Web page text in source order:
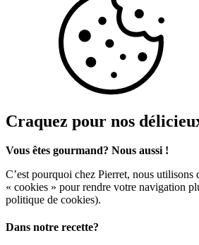
Craquez pour nos
Vous êtes gourmand? Nous aussi !
C’est pourquoi chez Pierret, nous utilisons
« cookies » pour rendre votre navigation
politique de cookies).
Dans notre recette?